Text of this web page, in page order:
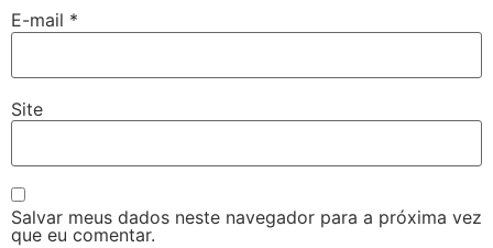
E-mail *
Site
Salvar meus dados neste navegador para a próxima vez
que eu comentar.